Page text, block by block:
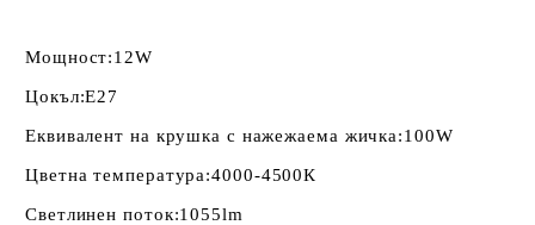
Мощност:12W
Цокъл:E27
Еквивалент на крушка с нажежаема жичка:100W
Цветна температура:4000-4500К
Светлинен поток:1055lm